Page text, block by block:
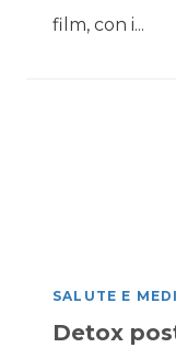
film, con i...
SALUTE E
Detox